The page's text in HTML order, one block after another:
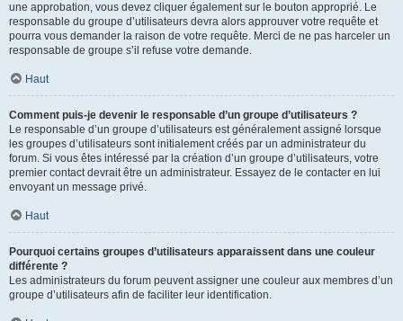
une approbation, vous devez cliquer également sur le bouton approprié. Le
responsable du groupe d’utilisateurs devra alors approuver votre requête et
pourra vous demander la raison de votre requête. Merci de ne pas harceler un
responsable de groupe s’il refuse votre demande.
Haut
Comment puis-je devenir le responsable d’un groupe d’utilisateurs ?
Le responsable d’un groupe d’utilisateurs est généralement assigné lorsque
les groupes d’utilisateurs sont initialement créés par un administrateur du
forum. Si vous êtes intéressé par la création d’un groupe d’utilisateurs, votre
premier contact devrait être un administrateur. Essayez de le contacter en lui
envoyant un message privé.
Haut
Pourquoi certains groupes d’utilisateurs apparaissent dans une couleur
différente ?
Les administrateurs du forum peuvent assigner une couleur aux membres d’un
groupe d’utilisateurs afin de faciliter leur identification.